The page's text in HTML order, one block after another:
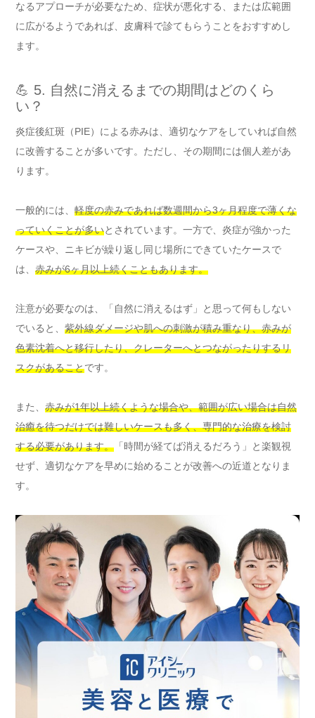
なるアプローチが必要なため、症状が悪化する、または広範囲
に広がるようであれば、皮膚科で診てもらうことをおすすめし
ます。
💪 5. 自然に消えるまでの期間はどのくら
い？
炎症後紅斑（PIE）による赤みは、適切なケアをしていれば自然
に改善することが多いです。ただし、その期間には個人差があ
ります。
一般的には、 軽度の赤みであれば数週間から3ヶ月程度で薄くな
っていくことが多いとされています。一方で、炎症が強かった
ケースや、ニキビが繰り返し同じ場所にできていたケースで
は、 赤みが6ヶ月以上続くこともあります。
注意が必要なのは、「自然に消えるはず」と思って何もしない
でいると、 紫外線ダメージや肌への刺激が積み重なり、赤みが
色素沈着へと移行したり、クレーターへとつながったりするリ
スクがあることです。
また、 赤みが1年以上続くような場合や、範囲が広い場合は自然
治癒を待つだけでは難しいケースも多く、専門的な治療を検討
する必要があります。 「時間が経てば消えるだろう」と楽観視
せず、適切なケアを早めに始めることが改善への近道となりま
す。